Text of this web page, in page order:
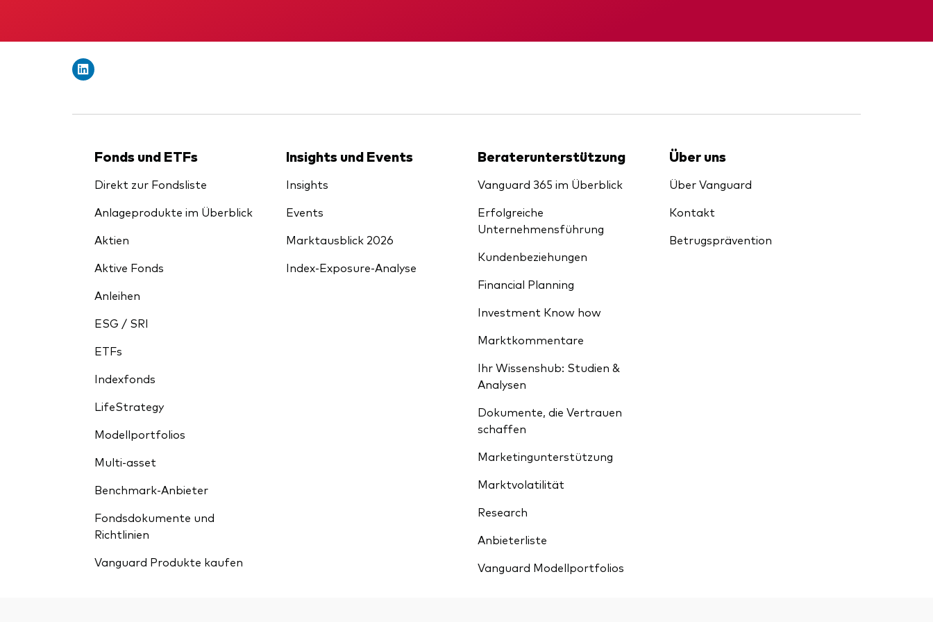
Money market
Fonds und ETFs
Direkt zur Fondsliste
Anlageprodukte im Überblick
Aktien
Aktive Fonds
Anleihen
ESG / SRI
ETFs
Indexfonds
LifeStrategy
Modellportfolios
Multi-asset
Benchmark-Anbieter
Fondsdokumente und
Richtlinien
Vanguard Produkte kaufen
Insights und Events
Insights
Events
Marktausblick 2026
Index-Exposure-Analyse
Beraterunterstützung
Vanguard 365 im Überblick
Erfolgreiche
Unternehmensführung
Kundenbeziehungen
Financial Planning
Investment Know how
Marktkommentare
Ihr Wissenshub: Studien &
Analysen
Dokumente, die Vertrauen
schaffen
Marketingunterstützung
Marktvolatilität
Research
Anbieterliste
Vanguard Modellportfolios
Über uns
Über Vanguard
Kontakt
Betrugsprävention